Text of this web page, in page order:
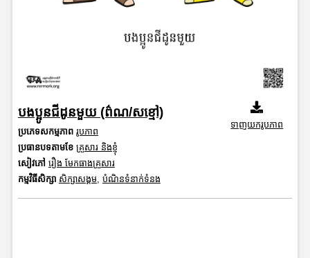
បងប្អូនជីដូនមួយ (ព៌ណ/សខ្មៅ)
ប្រភេទសកម្មភាព រូបភាព
ប្រធានបទតាមខែ គ្រួសារ និងខ្ញុំ
សៀវភៅ រឿង មែកធាងគ្រួសារ
កម្មវិធីសិក្សា សិក្សាសង្គម, បំណិនទំនាក់ទំនង
ទាញយករូបភាព